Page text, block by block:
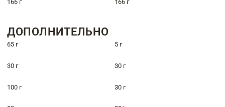
166 г 166 г
ДОПОЛНИТЕЛЬНО
65 г 5 г
30 г 30 г
100 г 30 г